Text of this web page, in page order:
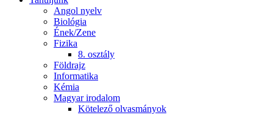
Angol nyelv
Biológia
Ének/Zene
Fizika
8. osztály
Földrajz
Informatika
Kémia
Magyar irodalom
Kötelező olvasmányok